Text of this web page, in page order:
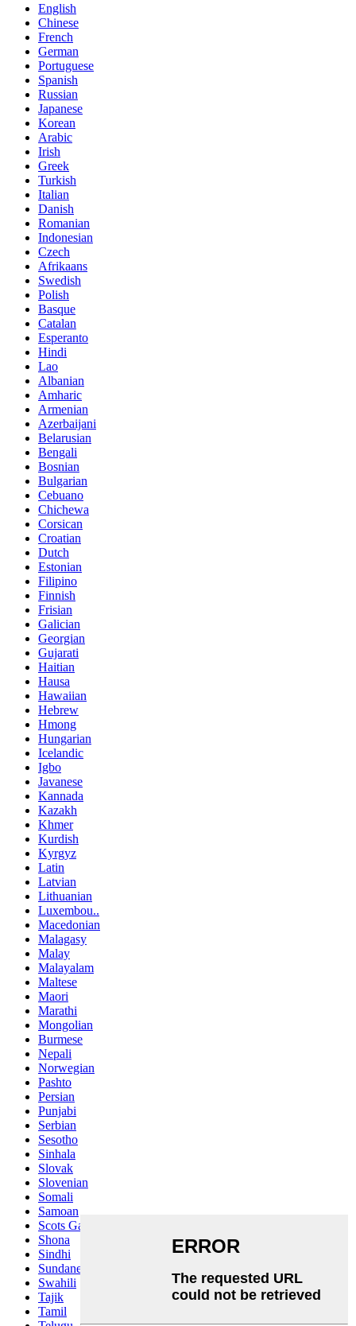
English
Chinese
French
German
Portuguese
Spanish
Russian
Japanese
Korean
Arabic
Irish
Greek
Turkish
Italian
Danish
Romanian
Indonesian
Czech
Afrikaans
Swedish
Polish
Basque
Catalan
Esperanto
Hindi
Lao
Albanian
Amharic
Armenian
Azerbaijani
Belarusian
Bengali
Bosnian
Bulgarian
Cebuano
Chichewa
Corsican
Croatian
Dutch
Estonian
Filipino
Finnish
Frisian
Galician
Georgian
Gujarati
Haitian
Hausa
Hawaiian
Hebrew
Hmong
Hungarian
Icelandic
Igbo
Javanese
Kannada
Kazakh
Khmer
Kurdish
Kyrgyz
Latin
Latvian
Lithuanian
Luxembou..
Macedonian
Malagasy
Malay
Malayalam
Maltese
Maori
Marathi
Mongolian
Burmese
Nepali
Norwegian
Pashto
Persian
Punjabi
Serbian
Sesotho
Sinhala
Slovak
Slovenian
Somali
Samoan
Scots Gaelic
Shona
Sindhi
Sundanese
Swahili
Tajik
Tamil